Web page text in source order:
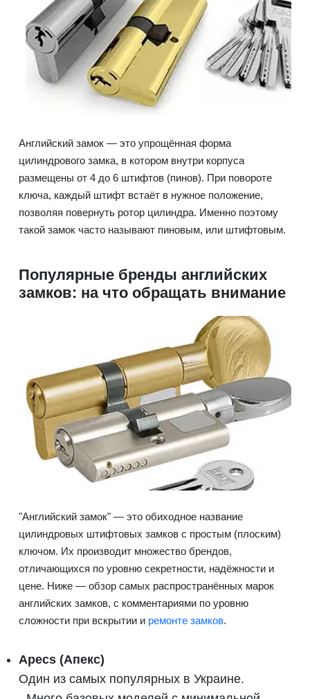
Английский замок — это упрощённая форма
цилиндрового замка, в котором внутри корпуса
размещены от 4 до 6 штифтов (пинов). При повороте
ключа, каждый штифт встаёт в нужное положение,
позволяя повернуть ротор цилиндра. Именно поэтому
такой замок часто называют пиновым, или штифтовым.
Популярные бренды английских
замков: на что обращать внимание
"Английский замок" — это обиходное название
цилиндровых штифтовых замков с простым (плоским)
ключом. Их производит множество брендов,
отличающихся по уровню секретности, надёжности и
цене. Ниже — обзор самых распространённых марок
английских замков, с комментариями по уровню
сложности при вскрытии и ремонте замков.
Apecs (Апекс)
Один из самых популярных в Украине.